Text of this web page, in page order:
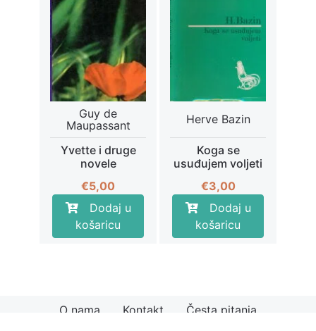
Guy de
Maupassant
Yvette i druge
novele
€5,00
Dodaj u
košaricu
Herve Bazin
Koga se
usuđujem voljeti
€3,00
Dodaj u
košaricu
O nama Kontakt
Česta pitanja